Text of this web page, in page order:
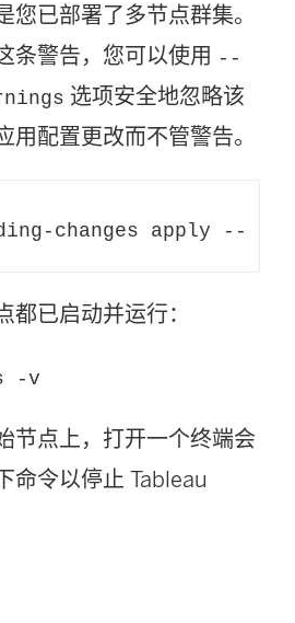
您已部署了多节点群集。
条警告，您可以使用 --
选项安全地忽略该
用配置更改而不管警告。
changes apply --
都已启动并运行：
-v
节点上，打开一个终端会
命令以停止 Tableau